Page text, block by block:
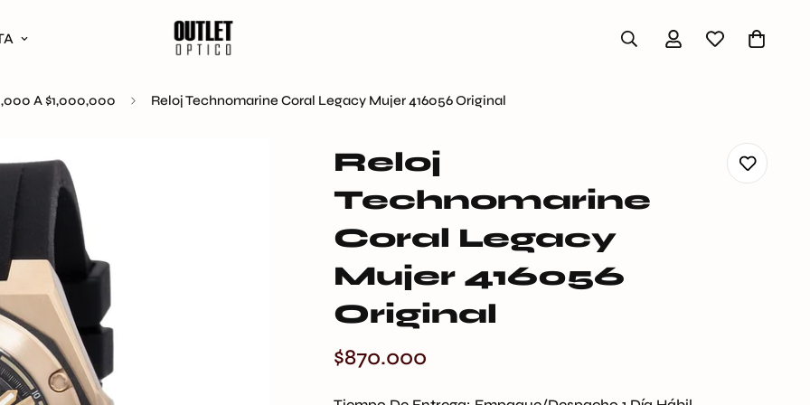
A $1,000,000 Reloj Technomarine Coral Legacy Mujer 416056 Original
Reloj
Technomarine
Coral Legacy
Mujer 416056
Original
Precio
$870.000